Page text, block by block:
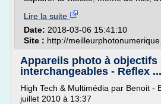
Lire la suite
Date: 2018-03-06 15:41:10
Site : http://
Appareils photo à objectifs
interchangeables - Reflex ...
High Tech & Multimédia par Benoit -
juillet 2010 à 13:37